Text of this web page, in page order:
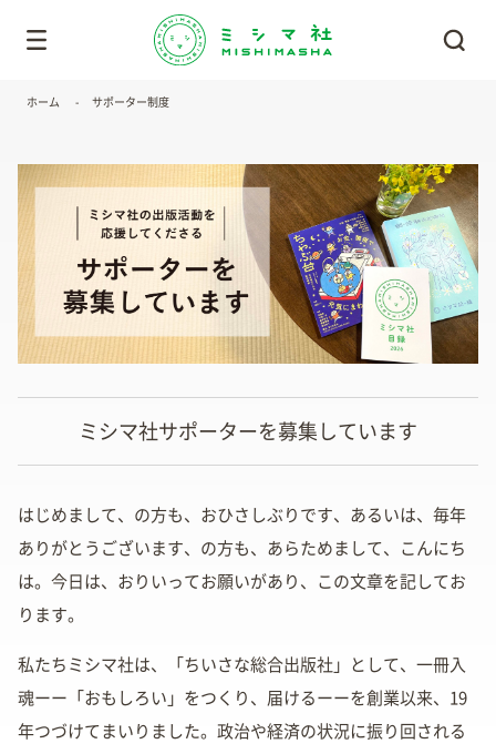
ホーム サポーター制度
ミシマ社サポーターを募集しています
はじめまして、の方も、おひさしぶりです、あるいは、毎年
ありがとうございます、の方も、あらためまして、こんにち
は。今日は、おりいってお願いがあり、この文章を記してお
ります。
私たちミシマ社は、「ちいさな総合出版社」として、一冊入
魂ーー「おもしろい」をつくり、届けるーーを創業以来、19
年つづけてまいりました。政治や経済の状況に振り回される